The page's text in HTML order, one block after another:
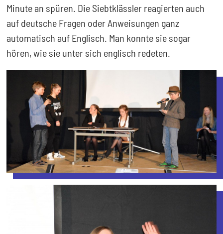
Minute an spüren. Die Siebtklässler reagierten auch
auf deutsche Fragen oder Anweisungen ganz
automatisch auf Englisch. Man konnte sie sogar
hören, wie sie unter sich englisch redeten.